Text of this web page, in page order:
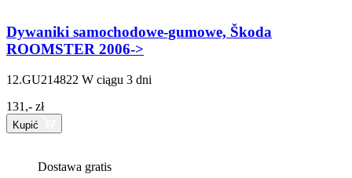
Dywaniki samochodowe-gumowe, Škoda
ROOMSTER 2006->
12.GU214822 W ciągu 3 dni
131,- zł
Kupić
Dostawa gratis